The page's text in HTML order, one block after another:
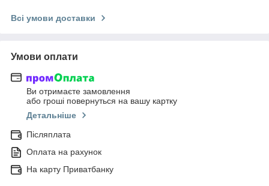
Всі умови доставки
Умови оплати
Ви отримаєте замовлення
або гроші повернуться на вашу картку
Детальніше
Післяплата
Оплата на рахунок
На карту Приватбанку